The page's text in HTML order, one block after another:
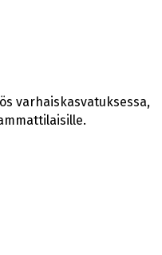
varhaiskasvatuksessa,